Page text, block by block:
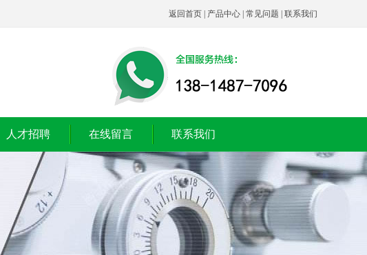
返回首页 产品中心 常见问题 联系我们
人才招聘 在线留言 联系我们